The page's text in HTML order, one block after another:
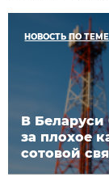
НОВОСТЬ ПО ТЕМЕ
В Беларуси
за плохое
сотовой